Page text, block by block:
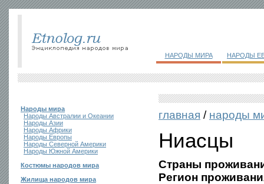
НАРОДЫ МИРА НАРОДЫ
Народы мира
Народы Австралии и Океании
Народы Азии
Народы Африки
Народы Европы
Народы Северной Америки
Народы Южной Америки
Костюмы народов мира
Жилища народов мира
главная / народы
Ниасцы
Страны
Регион